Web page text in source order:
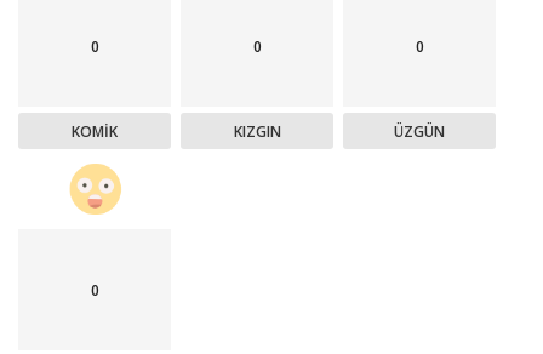
0
KOMIK
0
KIZGIN
0
ÜZGÜN
0